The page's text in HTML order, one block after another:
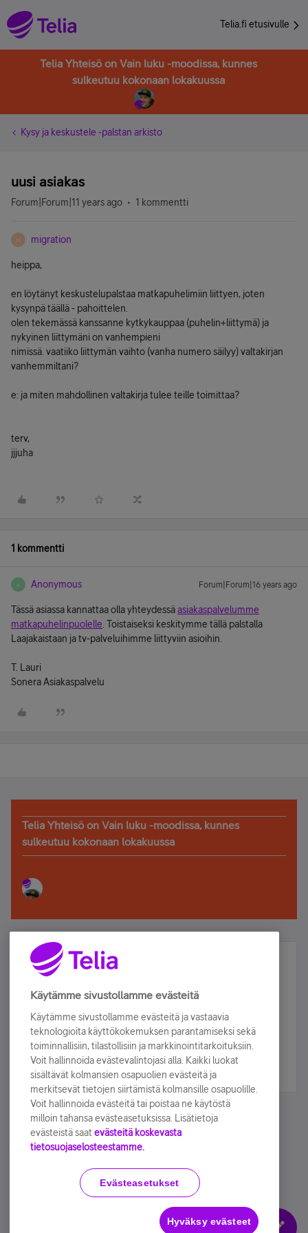
Telia.fi etusivulle
Telia Yhteisö on Vain luku -moodissa, kunnes
sulkeutuu kokonaan lokakuussa
Kysy ja keskustele -palstan arkisto
uusi asiakas
Forum|Forum|11 years ago 1 kommentti
M migration
heippa,
en löytänyt keskustelupalstaa matkapuhelimiin liittyen, joten
kysynpä täällä - pahoittelen.
olen tekemässä kanssanne kytkykauppaa (puhelin+liittymä) ja
nykyinen liittymäni on vanhempieni
nimissä. vaatiiko liittymän vaihto (vanha numero säilyy) valtakirjan
vanhemmiltani?
e: ja miten mahdollinen valtakirja tulee teille toimittaa?
terv,
jjjuha
1 kommentti
A Anonymous Forum|Forum|16 years ago
Tässä asiassa kannattaa olla yhteydessäasiakaspalvelumme
matkapuhelinpuolelle . Toistaiseksi keskitymme tällä palstalla
Laajakaistaan ja tv-palveluihimme liittyviin asioihin.
T. Lauri
Sonera Asiakaspalvelu
Telia Yhteisö on Vain luku -moodissa, kunnes
sulkeutuu kokonaan lokakuussa
Älä jää paitsi – osallistu ja voita!
Tilaa Telian uutiskirje ja olet mukana arvonnassa.
sähköpostiisi.
Tilaa nyt
Käyttöehdot Accessibility statement
Evästeasetukset
Käytämme sivustollamme evästeitä
Käytämme sivustollamme evästeitä ja vastaavia
teknologioita käyttökokemuksen parantamiseksi sekä
toiminnallisiin, tilastollisiin ja markkinointitarkoituksiin.
Voit hallinnoida evästevalintojasi alla. Kaikki luokat
sisältävät kolmansien osapuolien evästeitä ja
merkitsevät tietojen siirtämistä kolmansille osapuolille.
Voit hallinnoida evästeitä tai poistaa ne käytöstä
milloin tahansa evästeasetuksissa. Lisätietoja
evästeistä saat evästeitä koskevasta
tietosuojaselosteestamme.
Evästeasetukset
Hyväksy evästeet